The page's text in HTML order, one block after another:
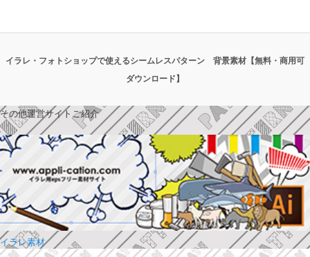
イラレ・フォトショップで使えるシームレスパターン 背景素材【無料・商用可
ダウンロード】
その他運営サイトご紹介
イラレ素材